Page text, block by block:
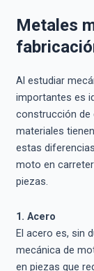
Metales
Al estudiar
importantes es
construcción de
materiales
estas
moto en
piezas.
1. Acero
El acero es, sin
mecánica de
en piezas que